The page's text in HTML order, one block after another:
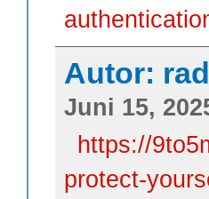
Autor:
Juni 15,
https://
protect-